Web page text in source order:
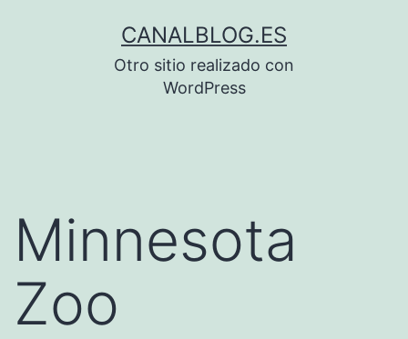
CANALBLOG.ES
Otro sitio realizado con
WordPress
Minnesota
Zoo